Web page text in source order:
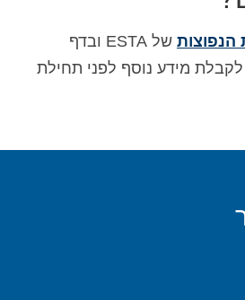
הנפוצות של ESTA ובדף
לקבלת מידע נוסף לפני תחילת